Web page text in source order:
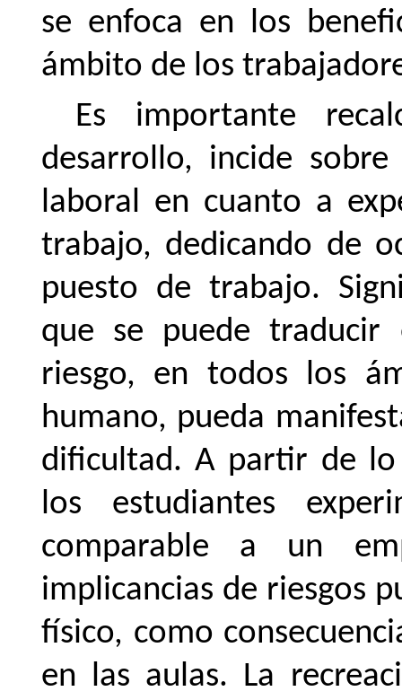
se enfoca en los
ámbito de los
Es importante
desarrollo, incide
laboral en cuanto a
trabajo, dedicando de
puesto de trabajo.
que se puede
riesgo, en todos los
humano, pueda
dificultad. A partir de lo
los estudiantes
comparable a un
implicancias de riesgos
físico, como
en las aulas. La